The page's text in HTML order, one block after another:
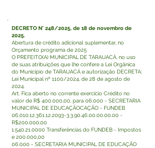
DECRETO N° 248/2025, de 18 de novembro de
2025.
Abertura de crédito adicional suplementar, no
Orçamento programa de 2025
O PREFEITO(A) MUNICIPAL DE TARAUACÁ, no uso
de suas atribuições que lhe confere a Lei Orgânica
do Município de TARAUACÁ e autorização DECRETA:
Lei Municipal nº 1100/2024, de 28 de agosto de
2024.
Art. Fica aberto no corrente exercício Crédito no
valor de R$ 400.000,00, para 06.000 - SECRETARIA
MUNICIPAL DE EDUCAÇÃOCAÇÃO - FUNDEB
06.010.12.361.12.2093-3.3.90.46.00.00.00.00 -
R$200.000,00
1.540.21.0000 Transferências do FUNDEB - Impostos
e 200.000,00
06.000 - SECRETARIA MUNICIPAL DE EDUCAÇÃO